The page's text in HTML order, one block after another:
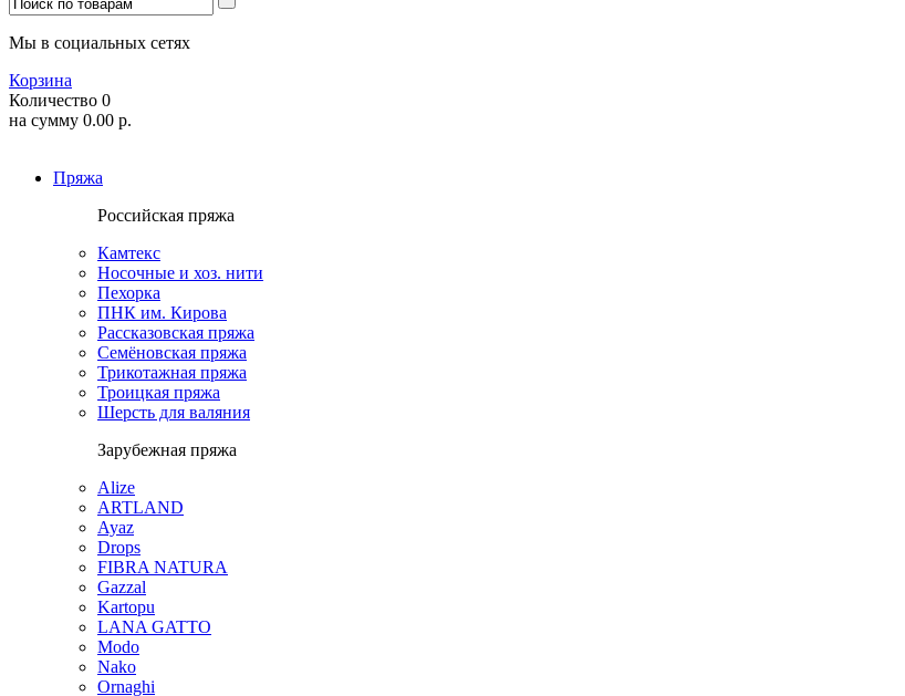
Мы в социальных сетях
Корзина
Количество 0
на сумму 0.00 р.
Пряжа
Российская пряжа
Камтекс
Носочные и хоз. нити
Пехорка
ПНК им. Кирова
Рассказовская пряжа
Семёновская пряжа
Трикотажная пряжа
Троицкая пряжа
Шерсть для валяния
Зарубежная пряжа
Alize
ARTLAND
Ayaz
Drops
FIBRA NATURA
Gazzal
Kartopu
LANA GATTO
Modo
Nako
Ornaghi